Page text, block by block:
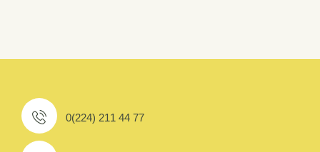
0(224) 211 44 77